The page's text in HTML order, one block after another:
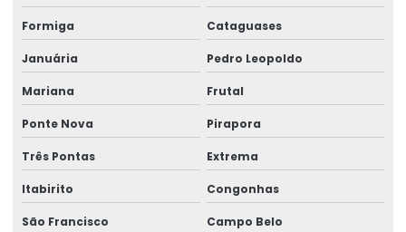
Formiga Cataguases
Januária Pedro Leopoldo
Mariana Frutal
Ponte Nova Pirapora
Três Pontas Extrema
Itabirito Congonhas
São Francisco Campo Belo